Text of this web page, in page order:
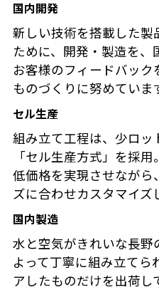
国内開発
新しい技術を搭載した製
ために、開発・製造を、
お客様のフィードバック
ものづくりに努めていま
セル生産
組み立て工程は、少ロッ
「セル生産方式」を採用。
低価格を実現させながら
ズに合わせカスタマイズ
国内製造
水と空気がきれいな長野
よって丁寧に組み立てら
アしたものだけを出荷し